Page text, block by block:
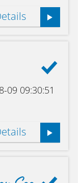
09 09:30:51